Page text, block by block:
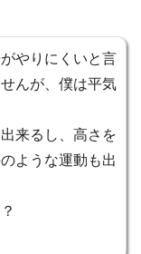
やりにくいと言
んが、僕は平気
来るし、高さを
ような運動も出